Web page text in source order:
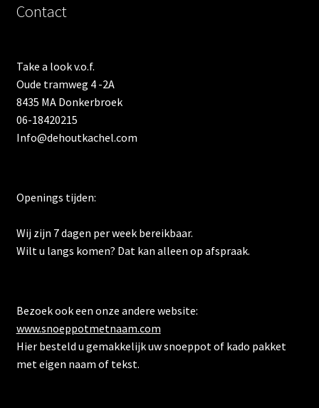
Contact
Take a look v.o.f.
Oude tramweg 4 -2A
8435 MA Donkerbroek
06-18420215
Info@dehoutkachel.com
Openings tijden:
Wij zijn 7 dagen per week bereikbaar.
Wilt u langs komen? Dat kan alleen op afspraak.
Bezoek ook een onze andere website:
www.snoeppotmetnaam.com
Hier besteld u gemakkelijk uw snoeppot of kado pakket
met eigen naam of tekst.